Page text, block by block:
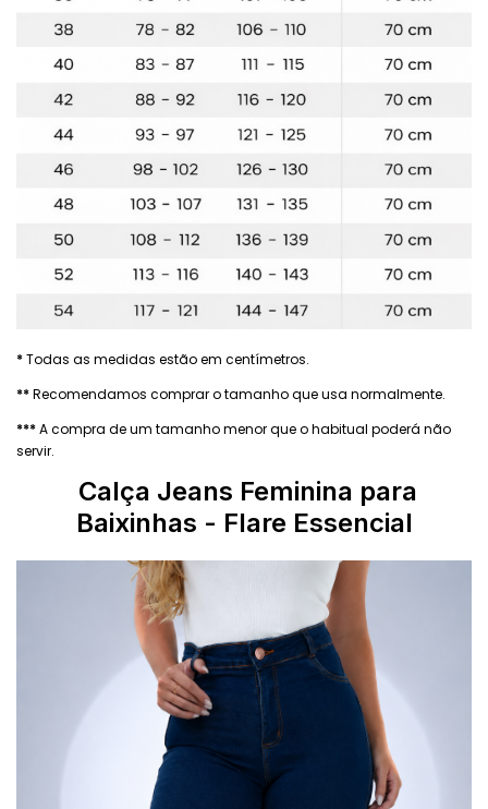
*Todas as medidas estão em centímetros.
**Recomendamos comprar o tamanho que usa normalmente.
***A compra de um tamanho menor que o habitual poderá não
servir.
Calça Jeans Feminina para
Baixinhas - Flare Essencial